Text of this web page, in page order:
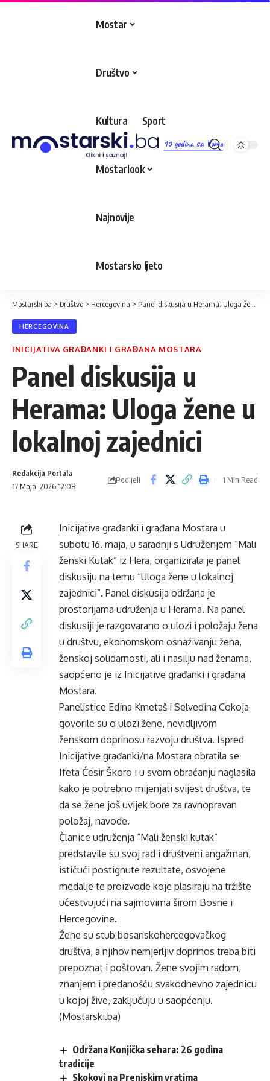
10 godina sa Vama
Mostar
Društvo
Kultura Sport
Mostarlook
Najnovije
Mostarsko ljeto
Mostarski.ba > Društvo > Hercegovina > Panel diskusija u Herama: Uloga žene u lokalnoj zajednici
HERCEGOVINA
INICIJATIVA GRAĐANKI I GRAĐANA MOSTARA
Panel diskusija u
Herama: Uloga žene u
lokalnoj zajednici
17 Maja, 2026 12:08
Redakcija Portala
Podijeli 1 Min Read
SHARE
Inicijativa građanki i građana Mostara u
subotu 16. maja, u saradnji s Udruženjem “Mali
ženski Kutak” iz Hera, organizirala je panel
diskusiju na temu “Uloga žene u lokalnoj
zajednici”. Panel diskusija održana je
prostorijama udruženja u Herama. Na panel
diskusiji je razgovarano o ulozi i položaju žena
u društvu, ekonomskom osnaživanju žena,
ženskoj solidarnosti, ali i nasilju nad ženama,
saopćeno je iz Inicijative građanki i građana
Mostara.
Panelistice Edina Kmetaš i Selvedina Cokoja
govorile su o ulozi žene, nevidljivom
ženskom doprinosu razvoju društva. Ispred
Inicijative građanki/na Mostara obratila se
Ifeta Ćesir Škoro i u svom obraćanju naglasila
kako je potrebno mijenjati svijest društva, te
da se žene još uvijek bore za ravnopravan
položaj, navode.
Članice udruženja “Mali ženski kutak”
predstavile su svoj rad i društveni angažman,
ističući postignute rezultate, osvojene
medalje te proizvode koje plasiraju na tržište
učestvujući na sajmovima širom Bosne i
Hercegovine.
Žene su stub bosanskohercegovačkog
društva, a njihov nemjerljiv doprinos treba biti
prepoznat i poštovan. Žene svojim radom,
znanjem i predanošću svakodnevno zajednicu
u kojoj žive, zaključuju u saopćenju.
(Mostarski.ba)
Održana Konjička sehara: 26 godina
tradicije
Skokovi na Prenjskim vratima